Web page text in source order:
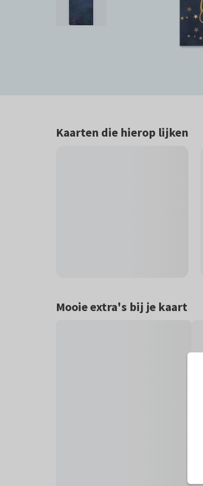
Kaarten die hierop lijken
Mooie extra's bij je kaart